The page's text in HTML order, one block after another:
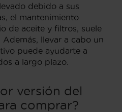
debido a sus
el mantenimiento
de aceite y filtros, suele
Además, llevar a cabo un
puede ayudarte a
a largo plazo.
versión del
comprar?